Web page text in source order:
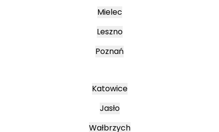
Mielec
Leszno
Poznań
Katowice
Jasło
Wałbrzych